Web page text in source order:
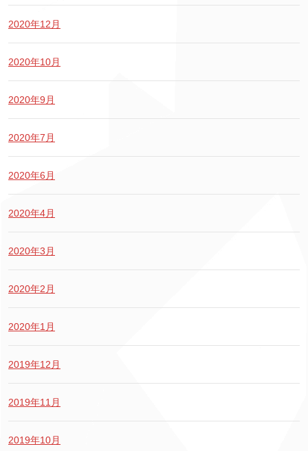
2020年12月
2020年10月
2020年9月
2020年7月
2020年6月
2020年4月
2020年3月
2020年2月
2020年1月
2019年12月
2019年11月
2019年10月